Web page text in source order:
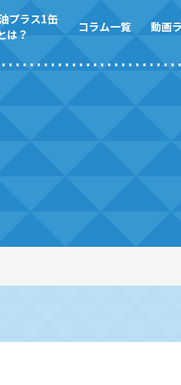
プラス1缶
は？
コラム一覧 動画